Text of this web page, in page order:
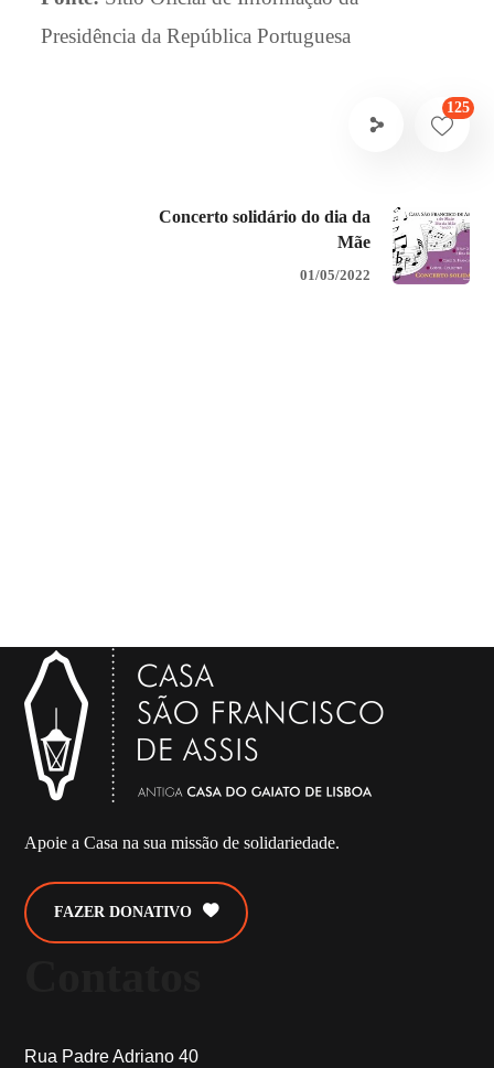
Presidência da República Portuguesa
125
Concerto solidário do dia da
Mãe
01/05/2022
Apoie a Casa na sua missão de solidariedade.
FAZER DONATIVO
Rua Padre Adriano 40